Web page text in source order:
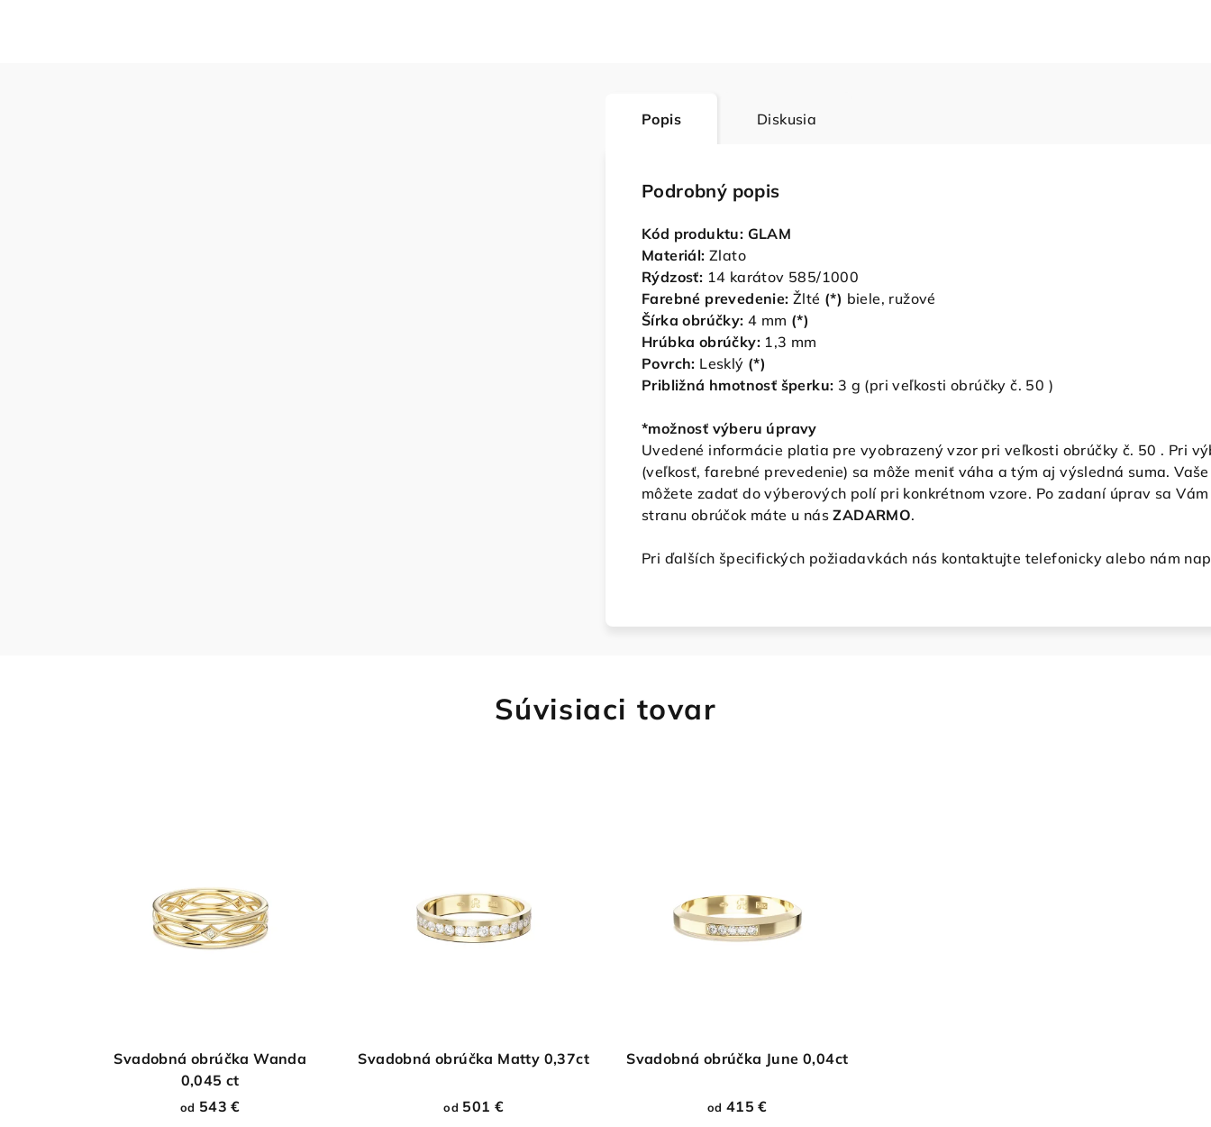
Popis Diskusia
Podrobný popis
Kód produktu: GLAM
Materiál: Zlato
Rýdzosť: 14 karátov 585/1000
Farebné prevedenie: Žlté (*) biele, ružové
Šírka obrúčky: 4 mm (*)
Hrúbka obrúčky: 1,3 mm
Povrch: Lesklý (*)
Približná hmotnosť šperku: 3 g (pri veľkosti obrúčky č. 50 )
*možnosť výberu úpravy
Uvedené informácie platia pre vyobrazený vzor pri veľkosti obrúčky č. 50 . Pri
(veľkosť, farebné prevedenie) sa môže meniť váha a tým aj výsledná suma.
môžete zadať do výberových polí pri konkrétnom vzore. Po zadaní úprav sa
stranu obrúčok máte u nás ZADARMO.
Pri ďalších špecifických požiadavkách nás kontaktujte telefonicky alebo nám
Súvisiaci tovar
Svadobná obrúčka Wanda
0,045 ct
od 543 €
Svadobná obrúčka Matty 0,37ct
od 501 €
Svadobná obrúčka June 0,04ct
od 415 €